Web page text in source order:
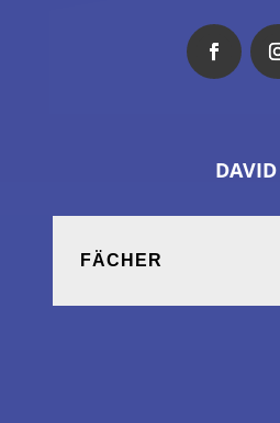
DAVID
FÄCHER